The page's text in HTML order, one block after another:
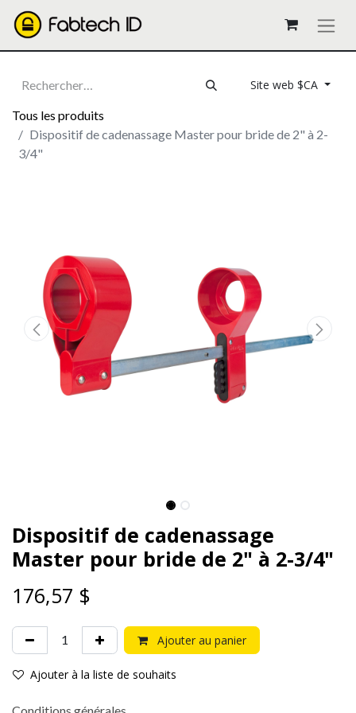
Site web $CA
Tous les produits
Dispositif de cadenassage Master pour bride de 2" à 2-
3/4"
Dispositif de cadenassage
Master pour bride de 2" à 2-3/4"
176,57 $
Ajouter au panier
Ajouter à la liste de souhaits
Conditions générales